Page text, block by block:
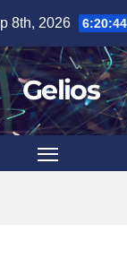
8th, 2026
Gelios